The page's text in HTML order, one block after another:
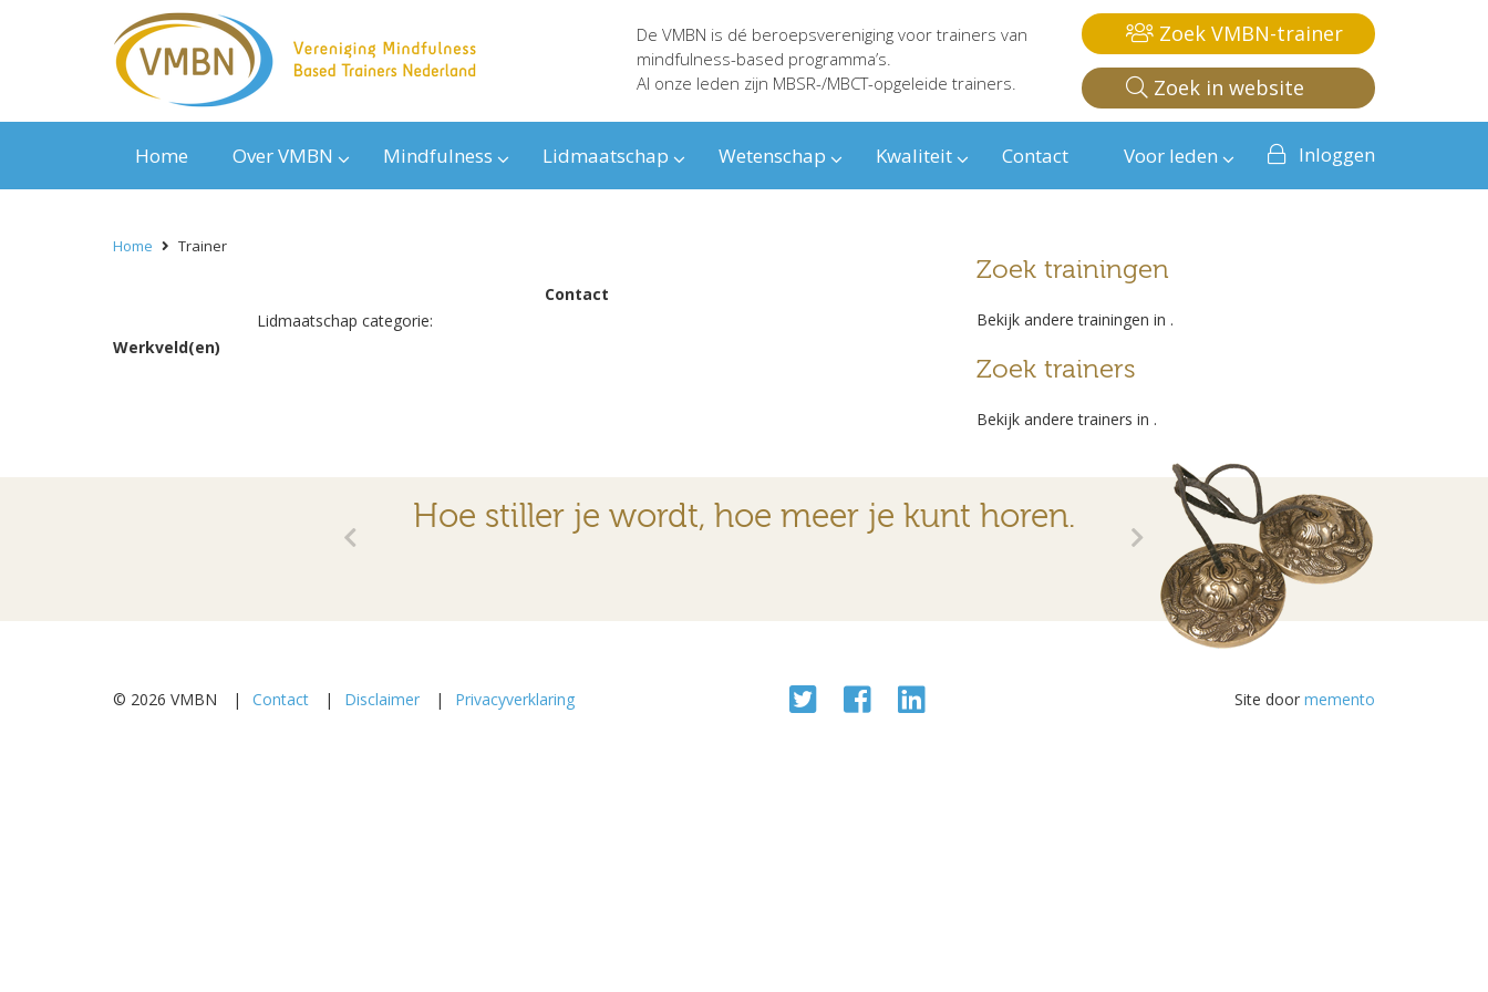
De VMBN is dé beroepsvereniging voor trainers van
mindfulness-based programma’s.
Al onze leden zijn MBSR-/MBCT-opgeleide trainers.
Zoek VMBN-trainer
Zoek in website
Home Over VMBN Mindfulness Lidmaatschap Wetenschap Kwaliteit Contact Voor leden Inloggen
Home Trainer
Lidmaatschap categorie:
Contact
Werkveld(en)
Zoek trainingen
Bekijk andere trainingen in .
Zoek trainers
Bekijk andere trainers in .
Hoe stiller je wordt, hoe meer je kunt horen.
© 2026 VMBN Contact Disclaimer Privacyverklaring Site door memento